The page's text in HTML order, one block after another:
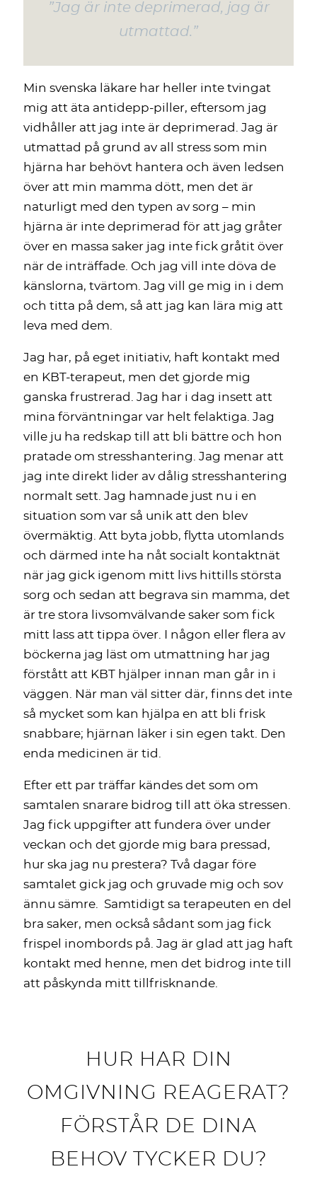
”Jag är inte deprimerad, jag är
utmattad.”
Min svenska läkare har heller inte tvingat
mig att äta antidepp-piller, eftersom jag
vidhåller att jag inte är deprimerad. Jag är
utmattad på grund av all stress som min
hjärna har behövt hantera och även ledsen
över att min mamma dött, men det är
naturligt med den typen av sorg – min
hjärna är inte deprimerad för att jag gråter
över en massa saker jag inte fick gråtit över
när de inträffade. Och jag vill inte döva de
känslorna, tvärtom. Jag vill ge mig in i dem
och titta på dem, så att jag kan lära mig att
leva med dem.
Jag har, på eget initiativ, haft kontakt med
en KBT-terapeut, men det gjorde mig
ganska frustrerad. Jag har i dag insett att
mina förväntningar var helt felaktiga. Jag
ville ju ha redskap till att bli bättre och hon
pratade om stresshantering. Jag menar att
jag inte direkt lider av dålig stresshantering
normalt sett. Jag hamnade just nu i en
situation som var så unik att den blev
övermäktig. Att byta jobb, flytta utomlands
och därmed inte ha nåt socialt kontaktnät
när jag gick igenom mitt livs hittills största
sorg och sedan att begrava sin mamma, det
är tre stora livsomvälvande saker som fick
mitt lass att tippa över. I någon eller flera av
böckerna jag läst om utmattning har jag
förstått att KBT hjälper innan man går in i
väggen. När man väl sitter där, finns det inte
så mycket som kan hjälpa en att bli frisk
snabbare; hjärnan läker i sin egen takt. Den
enda medicinen är tid.
Efter ett par träffar kändes det som om
samtalen snarare bidrog till att öka stressen.
Jag fick uppgifter att fundera över under
veckan och det gjorde mig bara pressad,
hur ska jag nu prestera? Två dagar före
samtalet gick jag och gruvade mig och sov
ännu sämre. Samtidigt sa terapeuten en del
bra saker, men också sådant som jag fick
frispel inombords på. Jag är glad att jag haft
kontakt med henne, men det bidrog inte till
att påskynda mitt tillfrisknande.
HUR HAR DIN
OMGIVNING REAGERAT?
FÖRSTÅR DE DINA
BEHOV TYCKER DU?